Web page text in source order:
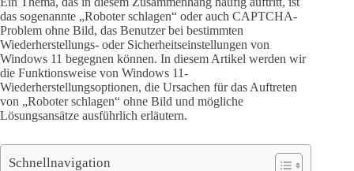
das sogenannte „Roboter schlagen“ oder auch CAPTCHA-
Problem ohne Bild, das Benutzer bei bestimmten
Wiederherstellungs- oder Sicherheitseinstellungen von
Windows 11 begegnen können. In diesem Artikel werden wir
die Funktionsweise von Windows 11-
Wiederherstellungsoptionen, die Ursachen für das Auftreten
von „Roboter schlagen“ ohne Bild und mögliche
Lösungsansätze ausführlich erläutern.
Schnellnavigation